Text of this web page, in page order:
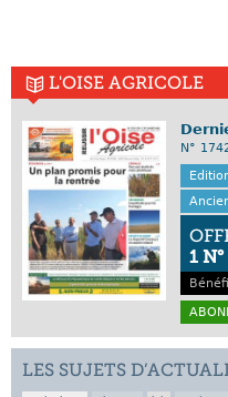
L'OISE AGRICOLE
N°
1
LES SUJETS